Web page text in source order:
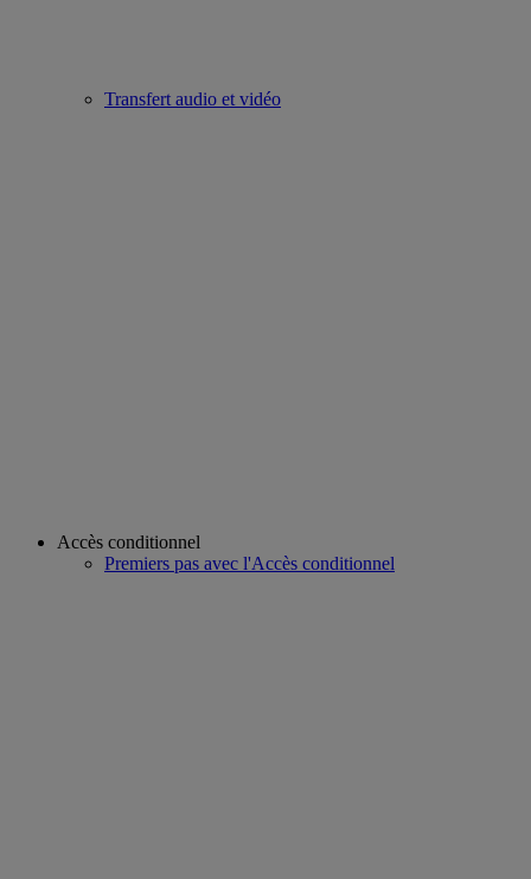
Transfert audio et vidéo
Accès conditionnel
Premiers pas avec l'Accès conditionnel